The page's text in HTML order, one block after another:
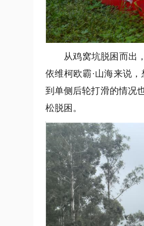
从鸡窝坑脱困而出
依维柯欧霸·山海来说
到单侧后轮打滑的情况
松脱困。